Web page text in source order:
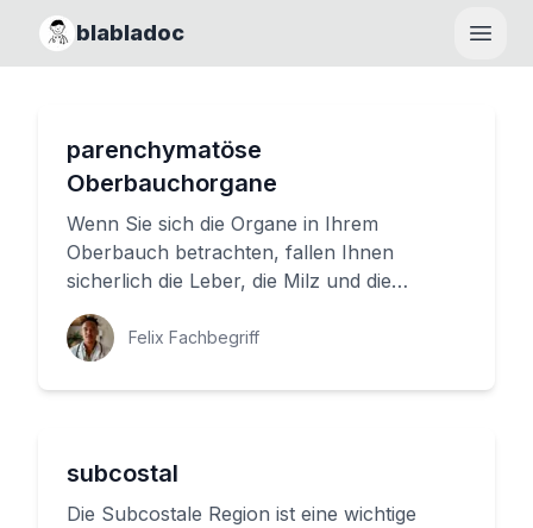
blabladoc
parenchymatöse
Oberbauchorgane
Wenn Sie sich die Organe in Ihrem
Oberbauch betrachten, fallen Ihnen
sicherlich die Leber, die Milz und die
Bauchspeicheldrüse ins Auge. Aber was
mach...Felix Fachbegriff
subcostal
Die Subcostale Region ist eine wichtige